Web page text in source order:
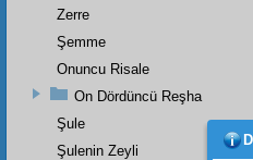
Zerre
Şemme
Onuncu Risale
On Dördüncü Reşha
Şule
Şulenin Zeyli